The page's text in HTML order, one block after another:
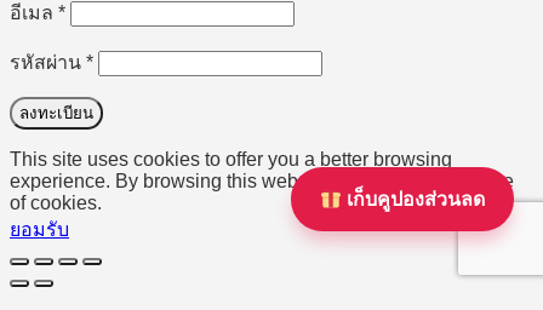
เก็บคูปองส่วนลด
อีเมล *ต้องการ
รหัสผ่าน *ต้องการ
ลงทะเบียน
This site uses cookies to offer you a better browsing
experience. By browsing this website, you agree to our use
of cookies.
ยอมรับ